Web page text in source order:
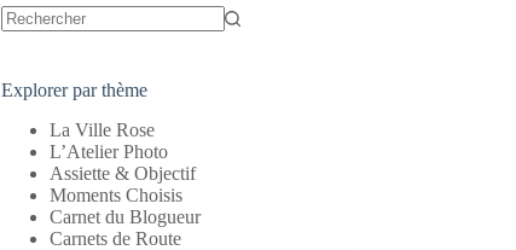
Explorer par thème
La Ville Rose
L’Atelier Photo
Assiette & Objectif
Moments Choisis
Carnet du Blogueur
Carnets de Route